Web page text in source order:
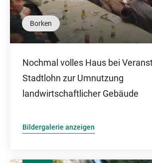
Borken
Nochmal volles Haus bei
Stadtlohn zur Umnutzung
landwirtschaftlicher Gebäude
Bildergalerie anzeigen